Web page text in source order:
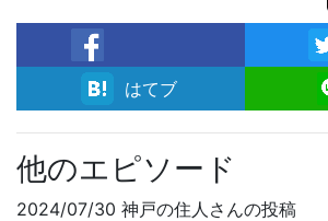
facebook
はてブ
他のエピソード
2024/07/30 神戸の住人さんの投稿